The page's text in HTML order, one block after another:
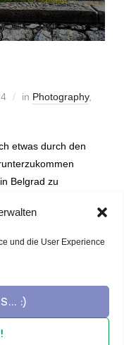
und die User Experience
:)
in Photography,
etwas durch den
Belgrad zu